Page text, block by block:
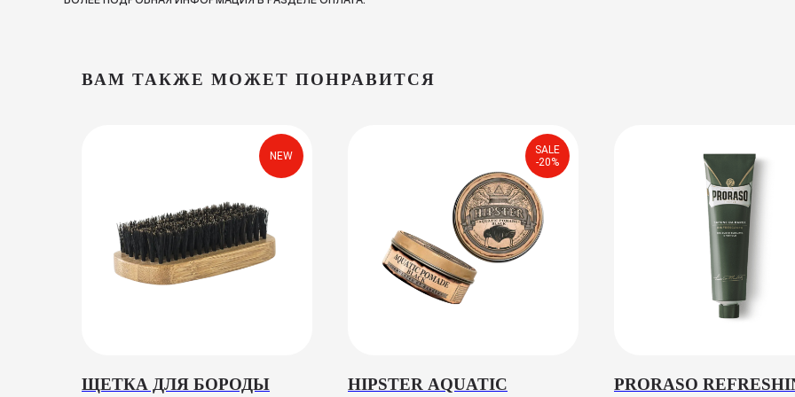
ВАМ ТАКЖЕ МОЖЕТ ПОНРАВИТСЯ
NEW
ЩЕТКА ДЛЯ БОРОДЫ
SALE
-20%
HIPSTER AQUATIC PRORASO